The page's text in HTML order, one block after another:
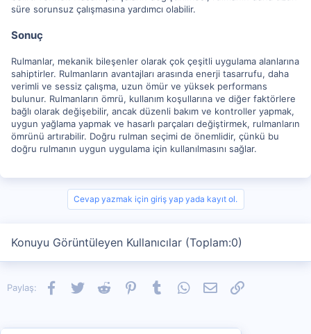
süre sorunsuz çalışmasına yardımcı olabilir.
Sonuç
Rulmanlar, mekanik bileşenler olarak çok çeşitli uygulama alanlarına
sahiptirler. Rulmanların avantajları arasında enerji tasarrufu, daha
verimli ve sessiz çalışma, uzun ömür ve yüksek performans
bulunur. Rulmanların ömrü, kullanım koşullarına ve diğer faktörlere
bağlı olarak değişebilir, ancak düzenli bakım ve kontroller yapmak,
uygun yağlama yapmak ve hasarlı parçaları değiştirmek, rulmanların
ömrünü artırabilir. Doğru rulman seçimi de önemlidir, çünkü bu
doğru rulmanın uygun uygulama için kullanılmasını sağlar.
Cevap yazmak için giriş yap yada kayıt ol.
Konuyu Görüntüleyen Kullanıcılar (Toplam:0)
Paylaş: Facebook
TwitterReddit PinterestTumblrWhatsApp
E-postaLink